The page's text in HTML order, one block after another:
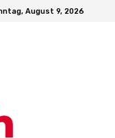
August 9, 2026